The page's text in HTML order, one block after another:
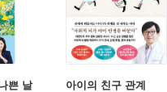
쁜 날
아이의 친구 관계